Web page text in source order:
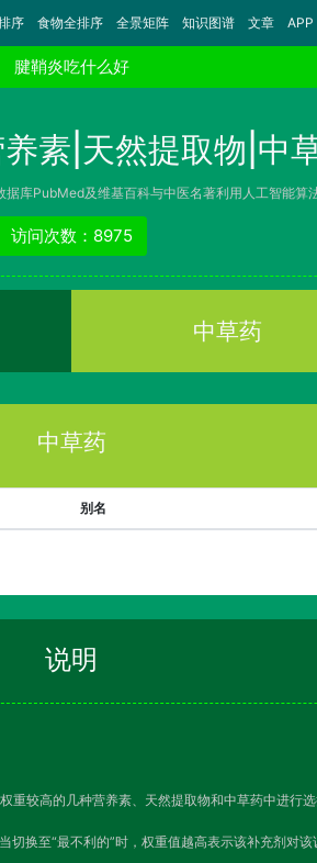
序 食物全排序 全景矩阵 知识图谱 文章 APP
腱鞘炎吃什么好
素|天然提取物|中
库PubMed及维基百科与中医名著利用人工智能算
访问次数：8975
中草药
中草药
别名
说明
重较高的几种营养素、天然提取物和中草药中进行
换至“最不利的”时，权重值越高表示该补充剂对